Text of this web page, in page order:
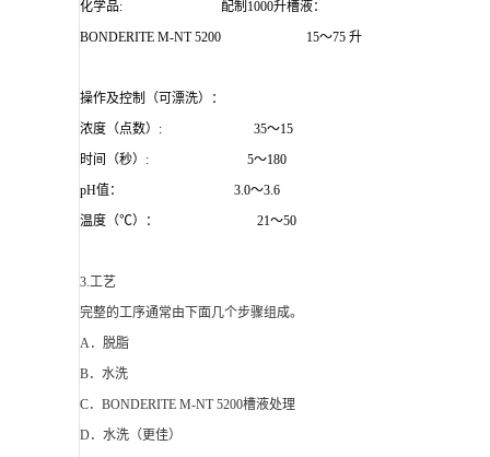
化学品: 配制1000升槽液：
BONDERITE M-NT 5200 15～75 升
操作及控制（可漂洗）：
浓度（点数）: 35～15
时间（秒）: 5～180
pH值： 3.0～3.6
温度（℃）： 21～50
3.工艺
完整的工序通常由下面几个步骤组成。
A．脱脂
B．水洗
C．BONDERITE M-NT 5200槽液处理
D．水洗（更佳）